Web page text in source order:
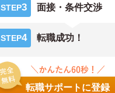
STEP3 面接・条件交渉
STEP4 転職成功！
転職サポートに登録